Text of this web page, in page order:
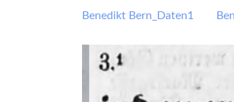
Benedikt Bern_Daten1